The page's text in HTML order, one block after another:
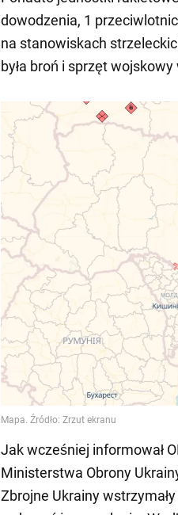
dowodzenia, 1
na stanowiskach
była broń i sprzęt wojskowy
Jak wcześniej informował
Ministerstwa Obrony
Zbrojne Ukrainy